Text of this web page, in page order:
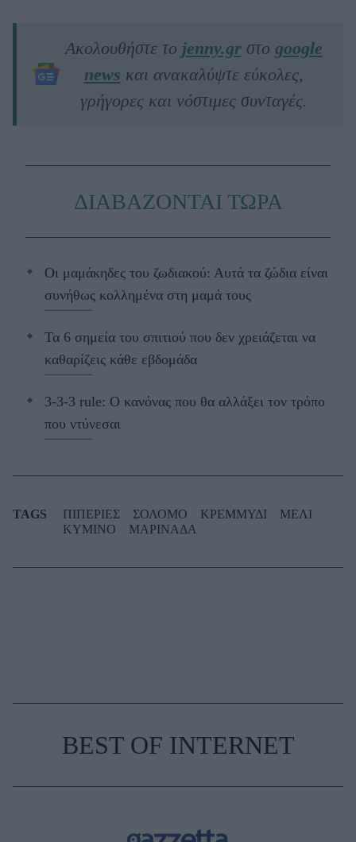
Ακολουθήστε το jenny.grστο google
news και ανακαλύψτε εύκολες,
γρήγορες και νόστιμες συνταγές.
ΔΙΑΒΑΖΟΝΤΑΙ ΤΩΡΑ
Οι μαμάκηδες του ζωδιακού: Αυτά τα ζώδια είναι
συνήθως κολλημένα στη μαμά τους
Τα 6 σημεία του σπιτιού που δεν χρειάζεται να
καθαρίζεις κάθε εβδομάδα
3-3-3 rule: Ο κανόνας που θα αλλάξει τον τρόπο
που ντύνεσαι
TAGS ΠΙΠΕΡΙΕΣ ΣΟΛΟΜΟ ΚΡΕΜΜΥΔΙ
ΜΕΛΙ
ΚΥΜΙΝΟ
ΜΑΡΙΝΑΔΑ
BEST OF INTERNET